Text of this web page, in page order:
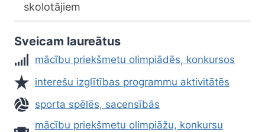
skolotājiem
Sveicam laureātus
mācību priekšmetu olimpiādēs, konkursos
interešu izglītības programmu aktivitātēs
sporta spēlēs, sacensībās
mācību priekšmetu olimpiāžu, konkursu